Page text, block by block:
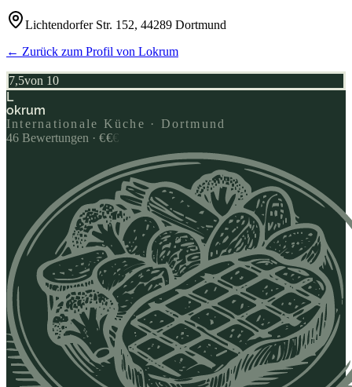
Lichtendorfer Str. 152, 44289 Dortmund
← Zurück zum Profil von Lokrum
7,5von 10
L
okrum
Internationale Küche · Dortmund
46 Bewertungen · €€€